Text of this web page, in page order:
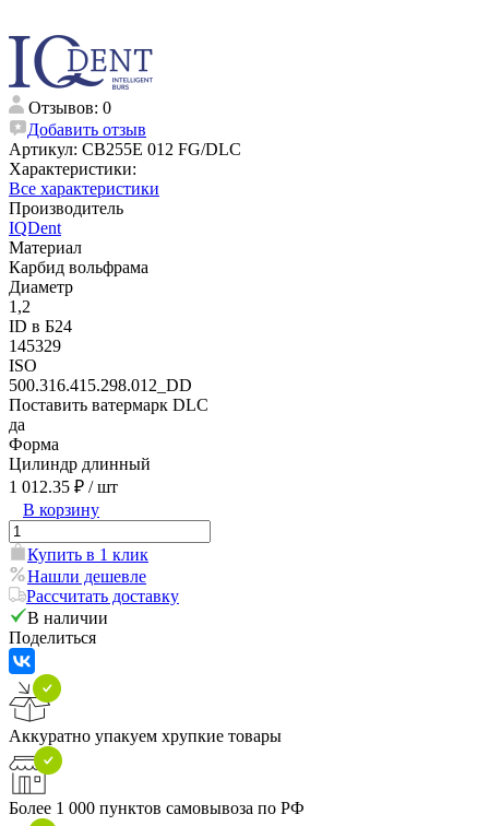
Отзывов: 0
Добавить отзыв
Артикул: CB255E 012 FG/DLC
Характеристики:
Все характеристики
Производитель
IQDent
Материал
Карбид вольфрама
Диаметр
1,2
ID в Б24
145329
ISO
500.316.415.298.012_DD
Поставить ватермарк DLC
да
Форма
Цилиндр длинный
1 012.35 ₽ / шт
В корзину
Купить в 1 клик
Нашли дешевле
Рассчитать доставку
В наличии
Поделиться
Аккуратно упакуем хрупкие товары
Более 1 000 пунктов самовывоза по РФ